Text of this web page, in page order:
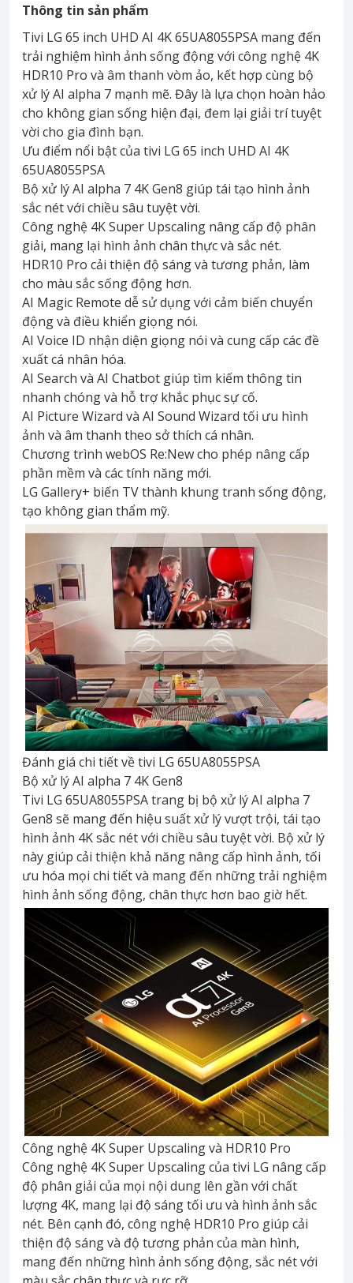
Thông tin sản phẩm
Tivi LG 65 inch UHD AI 4K 65UA8055PSA mang đến
trải nghiệm hình ảnh sống động với công nghệ 4K
HDR10 Pro và âm thanh vòm ảo, kết hợp cùng bộ
xử lý AI alpha 7 mạnh mẽ. Đây là lựa chọn hoàn hảo
cho không gian sống hiện đại, đem lại giải trí tuyệt
vời cho gia đình bạn.
Ưu điểm nổi bật của tivi LG 65 inch UHD AI 4K
65UA8055PSA
Bộ xử lý AI alpha 7 4K Gen8 giúp tái tạo hình ảnh
sắc nét với chiều sâu tuyệt vời.
Công nghệ 4K Super Upscaling nâng cấp độ phân
giải, mang lại hình ảnh chân thực và sắc nét.
HDR10 Pro cải thiện độ sáng và tương phản, làm
cho màu sắc sống động hơn.
AI Magic Remote dễ sử dụng với cảm biến chuyển
động và điều khiển giọng nói.
AI Voice ID nhận diện giọng nói và cung cấp các đề
xuất cá nhân hóa.
AI Search và AI Chatbot giúp tìm kiếm thông tin
nhanh chóng và hỗ trợ khắc phục sự cố.
AI Picture Wizard và AI Sound Wizard tối ưu hình
ảnh và âm thanh theo sở thích cá nhân.
Chương trình webOS Re:New cho phép nâng cấp
phần mềm và các tính năng mới.
LG Gallery+ biến TV thành khung tranh sống động,
tạo không gian thẩm mỹ.
Đánh giá chi tiết về tivi LG 65UA8055PSA
Bộ xử lý AI alpha 7 4K Gen8
Tivi LG 65UA8055PSA trang bị bộ xử lý AI alpha 7
Gen8 sẽ mang đến hiệu suất xử lý vượt trội, tái tạo
hình ảnh 4K sắc nét với chiều sâu tuyệt vời. Bộ xử lý
này giúp cải thiện khả năng nâng cấp hình ảnh, tối
ưu hóa mọi chi tiết và mang đến những trải nghiệm
hình ảnh sống động, chân thực hơn bao giờ hết.
Công nghệ 4K Super Upscaling và HDR10 Pro
Công nghệ 4K Super Upscaling của tivi LG nâng cấp
độ phân giải của mọi nội dung lên gần với chất
lượng 4K, mang lại độ sáng tối ưu và hình ảnh sắc
nét. Bên cạnh đó, công nghệ HDR10 Pro giúp cải
thiện độ sáng và độ tương phản của màn hình,
mang đến những hình ảnh sống động, sắc nét với